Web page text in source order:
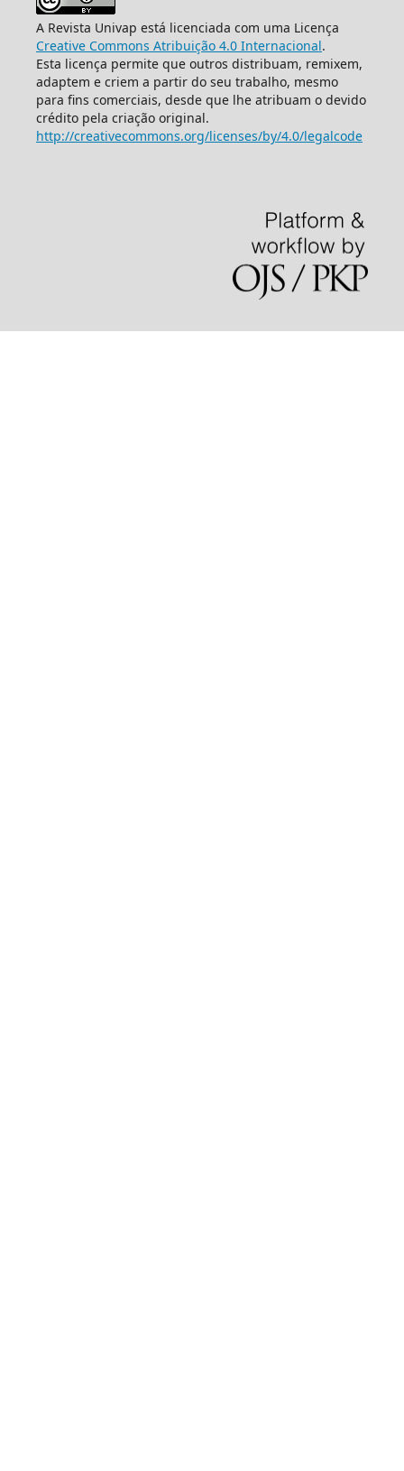
A Revista Univap está licenciada com uma Licença
Creative Commons Atribuição 4.0 Internacional.
Esta licença permite que outros distribuam, remixem,
adaptem e criem a partir do seu trabalho, mesmo
para fins comerciais, desde que lhe atribuam o devido
crédito pela criação original.
http://creativecommons.org/licenses/by/4.0/legalcode